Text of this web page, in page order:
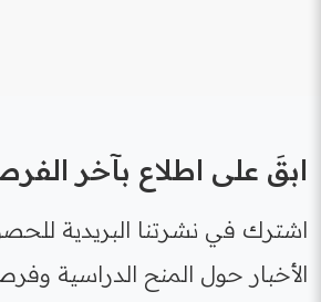
ابقَ على اطلاع بآخر
اشترك في نشرتنا البريدية
الأخبار حول المنح الدراسية